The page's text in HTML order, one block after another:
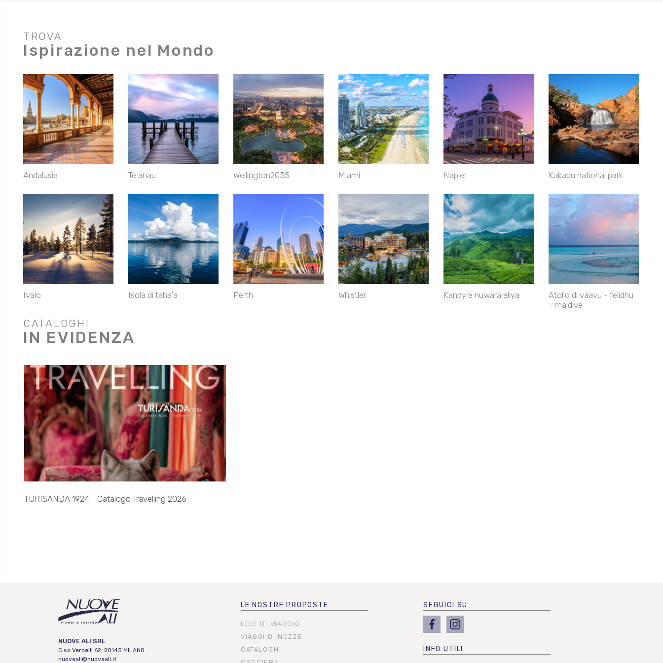
TROVA
Ispirazione nel Mondo
Andalusia
Ivalo
Te anau
Isola di taha'a
Wellington2035
Perth
Miami
Whistler
Napier
Kandy e nuwara eliya
Kakadu national park
Atollo di vaavu - felidhu
- maldive
CATALOGHI
IN EVIDENZA
TURISANDA 1924 - Catalogo Travelling 2026
NUOVE ALI SRL
C.so Vercelli 62, 20145 MILANO
nuoveali@nuoveali.it
LE NOSTRE PROPOSTE
IDEE DI VIAGGIO
VIAGGI DI NOZZE
CATALOGHI
SEGUICI SU
INFO UTILI